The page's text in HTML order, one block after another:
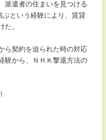
派遣者の住まいを見つける
ぶという経験により、賃貸
た。
ら契約を迫られた時の対応
験から、ＮＨＫ撃退方法の